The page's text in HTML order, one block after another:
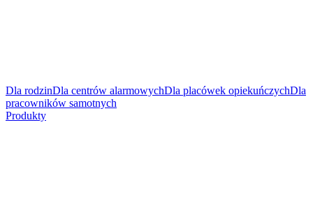
Dla rodzinDla centrów alarmowychDla placówek opiekuńczychDla
pracowników samotnych
Produkty